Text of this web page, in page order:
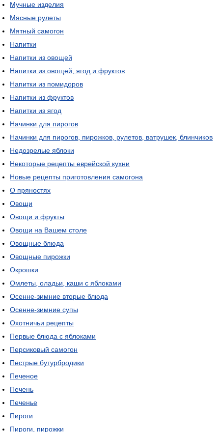
Мучные изделия
Мясные рулеты
Мятный самогон
Напитки
Напитки из овощей
Напитки из овощей, ягод и фруктов
Напитки из помидоров
Напитки из фруктов
Напитки из ягод
Начинки для пирогов
Начинки для пирогов, пирожков, рулетов, ватрушек, блинчиков
Недозрелые яблоки
Некоторые рецепты еврейской кухни
Новые рецепты приготовления самогона
О пряностях
Овощи
Овощи и фрукты
Овощи на Вашем столе
Овощные блюда
Овощные пирожки
Окрошки
Омлеты, оладьи, каши с яблоками
Осенне-зимние вторые блюда
Осенне-зимние супы
Охотничьи рецепты
Первые блюда с яблоками
Персиковый самогон
Пестрые бутурбродики
Печеное
Печень
Печенье
Пироги
Пироги, пирожки